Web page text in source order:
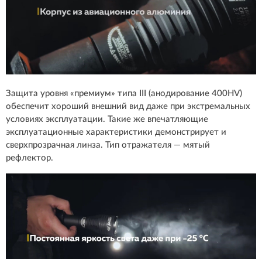
Защита уровня «премиум» типа III (анодирование 400HV)
обеспечит хороший внешний вид даже при экстремальных
условиях эксплуатации. Такие же впечатляющие
эксплуатационные характеристики демонстрирует и
сверхпрозрачная линза. Тип отражателя — мятый
рефлектор.